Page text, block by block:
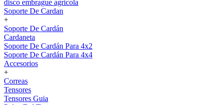
disco embrague agricola
Soporte De Cardan
+
Soporte De Cardán
Cardaneta
Soporte De Cardán Para 4x2
Soporte De Cardán Para 4x4
Accesorios
+
Correas
Tensores
Tensores Guia